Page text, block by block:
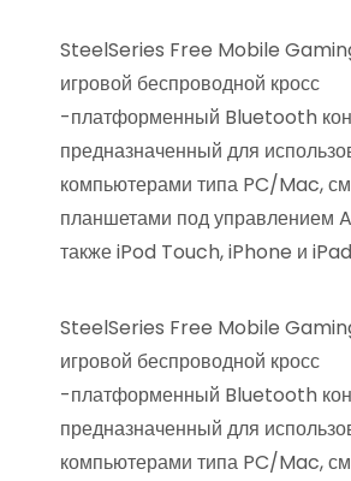
SteelSeries Free Mobile
игровой беспроводной кросс
-платформенный Bluetooth
предназначенный для
компьютерами типа PC/Mac,
планшетами под управлением
также iPod Touch, iPhone и
SteelSeries Free Mobile
игровой беспроводной кросс
-платформенный Bluetooth
предназначенный для
компьютерами типа PC/Mac,